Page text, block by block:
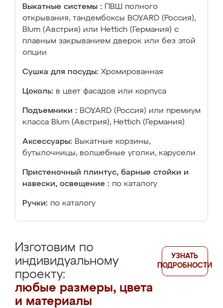
Выкатные системы :
ПВШ полного
открывания, тандембоксы BOYARD (Россия),
Blum (Австрия) или Hettich (Германия) с
плавным закрыванием дверок или без этой
опции
Сушка для посуды: Хромированная
Цоколь: в цвет фасадов или корпуса
Подъемники : BOYARD (Россия) или премиум
класса Blum (Австрия), Hettich (Германия)
Аксессуары: Выкатные корзины,
бутылочницы, волшебные уголки, карусели
Пристеночный плинтус, барные стойки и
навески, освещение : по каталогу
Ручки: по каталогу
Изготовим по
индивидуальному
проекту:
любые размеры, цвета
и материалы
УЗНАТЬ
ПОДРОБНОСТИ